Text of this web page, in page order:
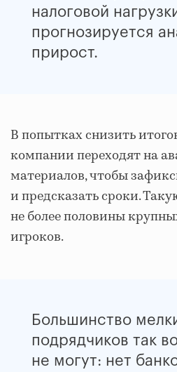
налоговой
прогнозируется
прирост.
В попытках снизить
компании переходят на
материалов, чтобы
и предсказать сроки.
не более половины
игроков.
Большинство
подрядчиков так
не могут: нет